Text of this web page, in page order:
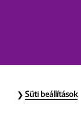
Süti beállítások